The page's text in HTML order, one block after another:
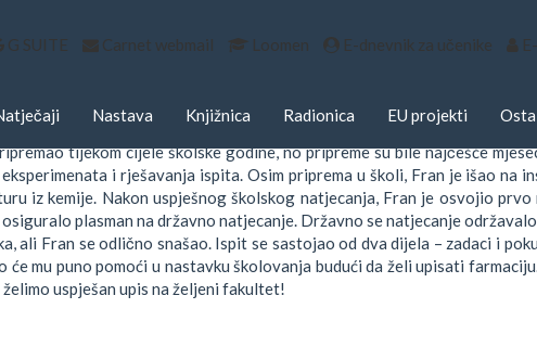
G SUITE Carnet webmail Loomen E-dnevnik za učenike
Nastava Knjižnica Radionica EU projekti
opće gimnazije, ove je godine uz mentorstvo prof. Evice Kovač osvojio
tijekom cijele školske godine, no pripreme su bile najčešće
i rješavanja ispita. Osim priprema u školi, Fran je išao na
iz kemije. Nakon uspješnog školskog natjecanja, Fran je osvojio prvo
plasman na državno natjecanje. Državno se natjecanje
ali Fran se odlično snašao. Ispit se sastojao od dva dijela – zadaci i
mu puno pomoći u nastavku školovanja budući da želi upisati
uspješan upis na željeni fakultet!